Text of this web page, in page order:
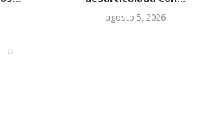
agosto 5, 2026